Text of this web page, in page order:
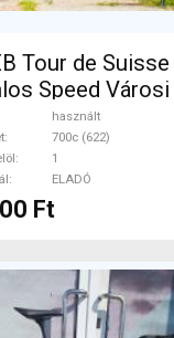
Tour de Suisse
Speed
tárcsafék
használt
700c (622)
1
ELADÓ
Ft